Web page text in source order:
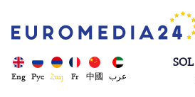
Eng Рус Հայ Fr 中國 عرب
ETH
SOL